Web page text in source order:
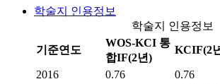
학술지 인용정보
학술지 인용정보
기준연도
WOS-KCI 통
합IF(2년)
KCIF(2
2016 0.76 0.76